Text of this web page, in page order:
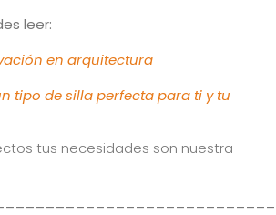
leer:
en arquitectura
tipo de silla perfecta para ti y tu
tus necesidades son nuestra